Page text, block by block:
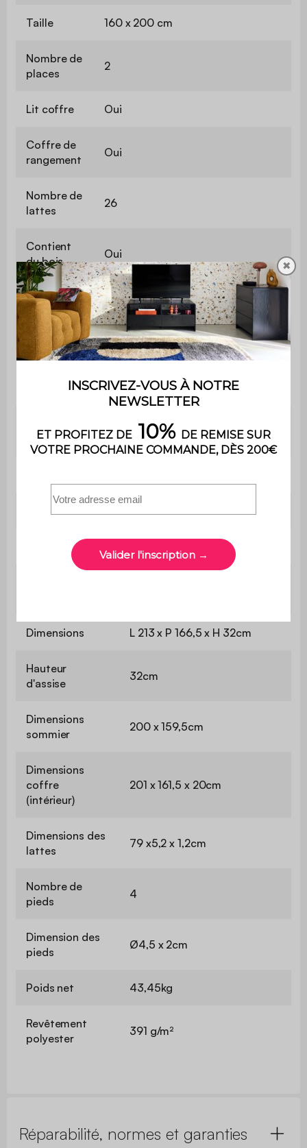
Taille 160 x 200 cm
Nombre de
places
2
Lit coffre Oui
Coffre de
rangement
Oui
Nombre de
lattes
26
Contient
du bois
Oui
Usage Usage domestique uniquement
Utilisation Intérieur
Montage
Le montage est très simple,
une notice est fournie
Dimensions L 213 x P 166,5 x H 32cm
Hauteur
d'assise
32cm
Dimensions
sommier
200 x 159,5cm
Dimensions
coffre
(intérieur)
201 x 161,5 x 20cm
Dimensions des
lattes
79 x5,2 x 1,2cm
Nombre de
pieds
4
Dimension des
pieds
Ø4,5 x 2cm
Poids net 43,45kg
Revêtement
polyester
391 g/m²
Réparabilité, normes et garanties
✖